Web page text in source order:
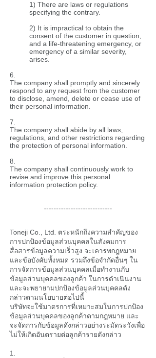
1) There are laws or regulations
specifying the contrary.
2) It is impractical to obtain the
consent of the customer in question,
and a life-threatening emergency, or
emergency of a similar severity,
arises.
6.
The company shall promptly and sincerely
respond to any request from the customer
to disclose, amend, delete or cease use of
their personal information.
7.
The company shall abide by all laws,
regulations, and other restrictions regarding
the protection of personal information.
8.
The company shall continuously work to
revise and improve this personal
information protection policy.
----------------------------
Toneji Co., Ltd. ตระหนักถึงความสำคัญของ
การปกป้องข้อมูลส่วนบุคคลในสังคมการ
สื่อสารข้อมูลความเร็วสูง จะเคารพกฎหมาย
และข้อบังคับทั้งหมด รวมถึงข้อจำกัดอื่นๆ ใน
การจัดการข้อมูลส่วนบุคคลเมื่อทำงานกับ
ข้อมูลส่วนบุคคลของลูกค้า ในการดำเนินงาน
และจะพยายามปกป้องข้อมูลส่วนบุคคลดัง
กล่าวตามนโยบายต่อไปนี้
บริษัทจะใช้มาตรการที่เหมาะสมในการปกป้อง
ข้อมูลส่วนบุคคลของลูกค้าตามกฎหมาย และ
จะจัดการกับข้อมูลดังกล่าวอย่างระมัดระวังเพื่อ
ไม่ให้เกิดอันตรายต่อลูกค้ารายดังกล่าว
1.